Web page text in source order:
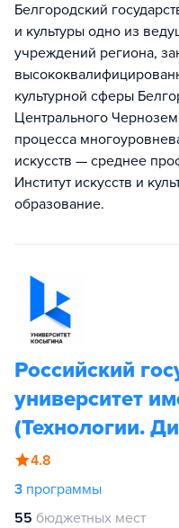
Белгородский
и культуры одно из
учреждений региона,
культурной сферы
Центрального
процесса
искусств — среднее
Институт искусств и
образование.
Российский
университет
(Технологии.
4.8
3 программы
55 бюджетных мест